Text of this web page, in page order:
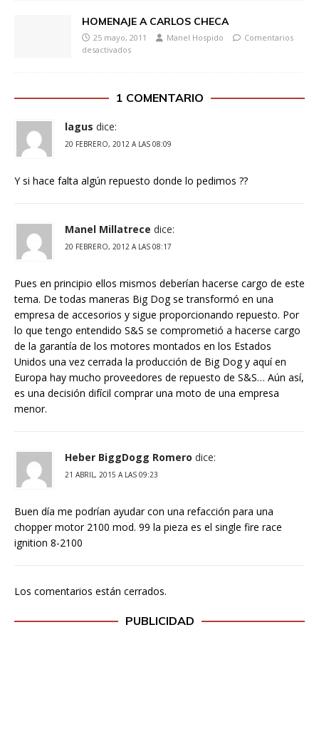
HOMENAJE A CARLOS CHECA
25 mayo, 2011 Manel Hospido
Comentarios
desactivados
1 COMENTARIO
lagus dice:
20 FEBRERO, 2012 A LAS 08:09
Y si hace falta algún repuesto donde lo pedimos ??
Manel Millatrece dice:
20 FEBRERO, 2012 A LAS 08:17
Pues en principio ellos mismos deberían hacerse cargo de este
tema. De todas maneras Big Dog se transformó en una
empresa de accesorios y sigue proporcionando repuesto. Por
lo que tengo entendido S&S se comprometió a hacerse cargo
de la garantía de los motores montados en los Estados
Unidos una vez cerrada la producción de Big Dog y aquí en
Europa hay mucho proveedores de repuesto de S&S… Aún así,
es una decisión difícil comprar una moto de una empresa
menor.
Heber BiggDogg Romero dice:
21 ABRIL, 2015 A LAS 09:23
Buen día me podrían ayudar con una refacción para una
chopper motor 2100 mod. 99 la pieza es el single fire race
ignition 8-2100
Los comentarios están cerrados.
PUBLICIDAD